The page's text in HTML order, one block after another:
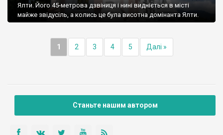
Ялти. Його 45-метрова дзвіниця і нині видніється в місті
майже звідусіль, а колись це була висотна домінанта Ялти.
1 2 3 4 5 Далі »
Станьте нашим автором